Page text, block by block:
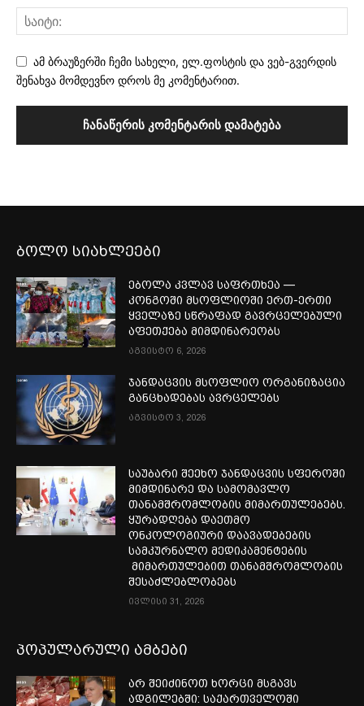
ამ ბრაუზერში ჩემი სახელი, ელ.ფოსტის და ვებ-გვერდის
შენახვა მომდევნო დროს მე კომენტარით.
ბოლო სიახლეები
ებოლა კვლავ საფრთხეა —
კონგოში მსოფლიოში ერთ-ერთი
ყველაზე სწრაფად გავრცელებული
აფეთქება მიმდინარეობს
აგვისტო 6, 2026
ჯანდაცვის მსოფლიო ორგანიზაცია
განცხადებას ავრცელებს
აგვისტო 3, 2026
საუბარი შეეხო ჯანდაცვის სფეროში
მიმდინარე და სამომავლო
თანამშრომლობის მიმართულებებს.
ყურადღება დაეთმო
ონკოლოგიური დაავადებების
სამკურნალო მედიკამენტების
მიმართულებით თანამშრომლობის
შესაძლებლობებს
ივლისი 31, 2026
პოპულარული ამბები
არ შეიძინოთ ხორცი მსგავს
ადგილებში: საქართველოში